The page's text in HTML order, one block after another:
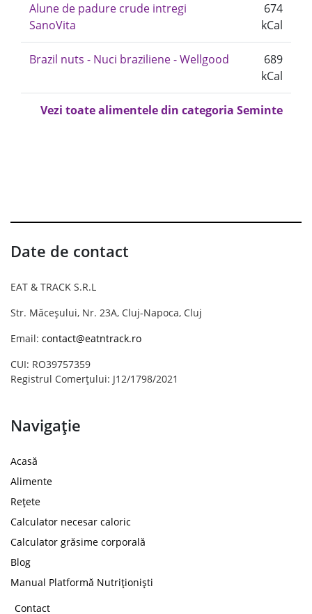
Alune de padure crude intregi
SanoVita
674
kCal
Brazil nuts - Nuci braziliene - Wellgood
689
kCal
Vezi toate alimentele din categoria Seminte
Date de contact
EAT & TRACK S.R.L
Str. Măceșului, Nr. 23A, Cluj-Napoca, Cluj
Email: contact@eatntrack.ro
CUI: RO39757359
Registrul Comerțului: J12/1798/2021
Navigație
Acasă
Alimente
Rețete
Calculator necesar caloric
Calculator grăsime corporală
Blog
Manual Platformă Nutriționiști
Contact